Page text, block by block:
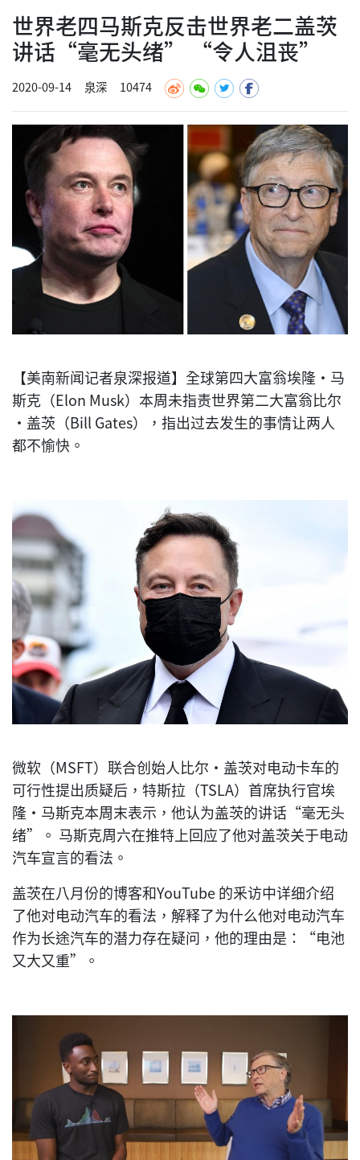
世界老四马斯克反击世界老二盖茨
讲话“毫无头绪” “令人沮丧”
2020-09-14 泉深 10474
【美南新闻记者泉深报道】全球第四大富翁埃隆·马
斯克（Elon Musk）本周未指责世界第二大富翁比尔
·盖茨（Bill Gates），指出过去发生的事情让两人
都不愉快。
微软（MSFT）联合创始人比尔·盖茨对电动卡车的
可行性提出质疑后，特斯拉（TSLA）首席执行官埃
隆·马斯克本周末表示，他认为盖茨的讲话“毫无头
绪”。 马斯克周六在推特上回应了他对盖茨关于电动
汽车宣言的看法。
盖茨在八月份的博客和YouTube 的釆访中详细介绍
了他对电动汽车的看法，解释了为什么他对电动汽车
作为长途汽车的潜力存在疑问，他的理由是：“电池
又大又重”。